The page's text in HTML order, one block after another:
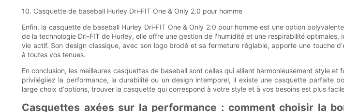
10. Casquette de baseball Hurley Dri-FIT One & Only 2.0 pour homme
Enfin, la casquette de baseball Hurley Dri-FIT One & Only 2.0 pour homme est une option
de la technologie Dri-FIT de Hurley, elle offre une gestion de l'humidité et une respirabilité optimales,
vie actif. Son design classique, avec son logo brodé et sa fermeture réglable, apporte une touche
à toutes vos tenues.
En conclusion, les meilleures casquettes de baseball sont celles qui allient harmonieusement style et
privilégiiez la performance, la durabilité ou un design intemporel, il existe une casquette parfaite
large choix d'options, trouver la casquette qui correspond à votre style et à vos besoins est plus
Casquettes axées sur la performance : comment choisir la